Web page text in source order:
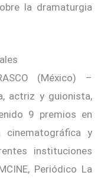
la dramaturgia
(México) –
actriz y guionista,
9 premios en
cinematográfica y
instituciones
Periódico La